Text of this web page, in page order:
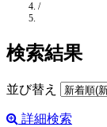
/
検索結果
並び替え
詳細検索